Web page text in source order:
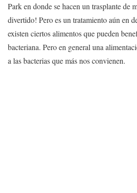
Park en donde se hacen un trasplante de
divertido! Pero es un tratamiento aún en
existen ciertos alimentos que pueden
bacteriana. Pero en general una
a las bacterias que más nos convienen.